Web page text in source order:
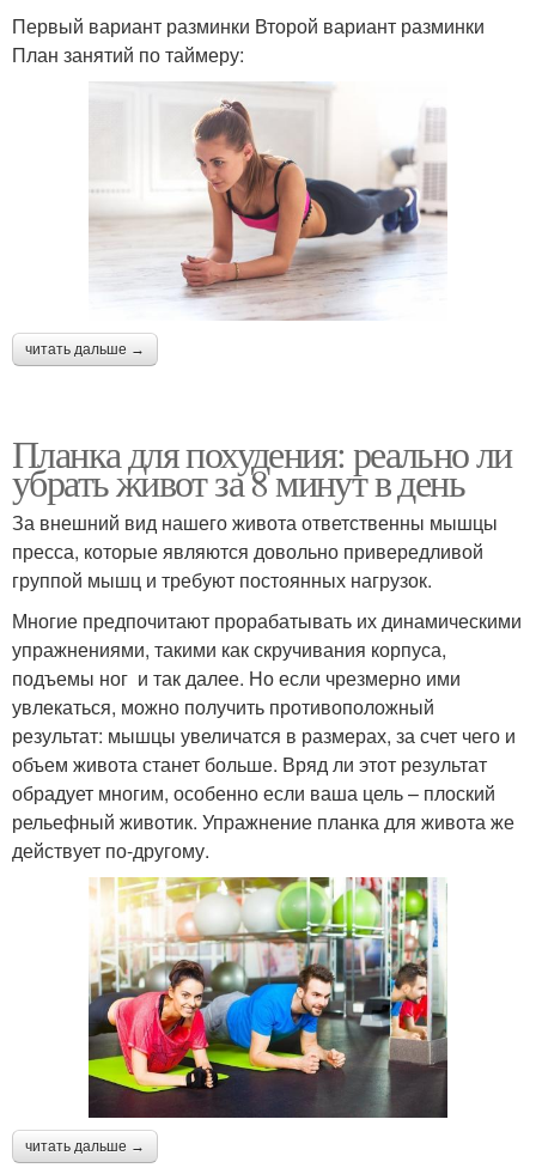
Первый вариант разминки Второй вариант разминки
План занятий по таймеру:
читать дальше →
Планка для похудения: реально ли
убрать живот за 8 минут в день
За внешний вид нашего живота ответственны мышцы
пресса, которые являются довольно привередливой
группой мышц и требуют постоянных нагрузок.
Многие предпочитают прорабатывать их динамическими
упражнениями, такими как скручивания корпуса,
подъемы ног и так далее. Но если чрезмерно ими
увлекаться, можно получить противоположный
результат: мышцы увеличатся в размерах, за счет чего и
объем живота станет больше. Вряд ли этот результат
обрадует многим, особенно если ваша цель – плоский
рельефный животик. Упражнение планка для живота же
действует по-другому.
читать дальше →